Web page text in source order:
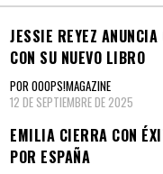
JESSIE REYEZ
CON SU NUEVO LIBRO
POR OOOPS!MAGAZINE
12 DE SEPTIEMBRE DE 2025
EMILIA CIERRA CON
POR ESPAÑA